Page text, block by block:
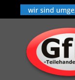
wir sind